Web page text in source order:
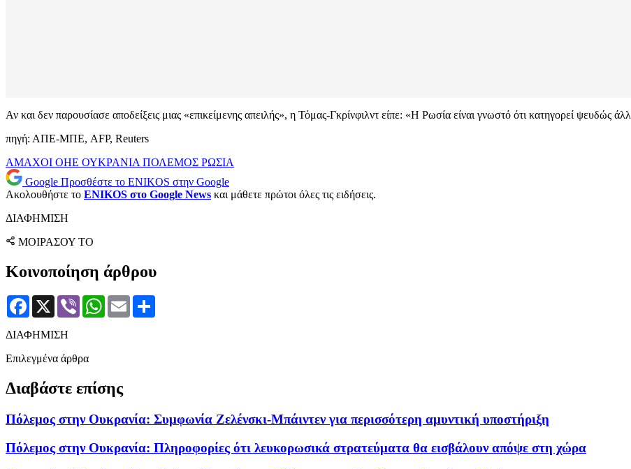
Αν και δεν παρουσίασε αποδείξεις μιας «επικείμενης απειλής», η Τόμας-Γκρίνφιλντ είπε: «Η Ρωσία είναι γνωστό ότι κατηγορεί ψευδώς
πηγή: ΑΠΕ-ΜΠΕ, AFP, Reuters
ΑΜΑΧΟΙ ΟΗΕ ΟΥΚΡΑΝΙΑ ΠΟΛΕΜΟΣ ΡΩΣΙΑ
Google Προσθέστε το ENIKOS στην Google
Ακολουθήστε το ENIKOS στο Google News και μάθετε πρώτοι όλες τις ειδήσεις.
ΔΙΑΦΗΜΙΣΗ
ΜΟΙΡΑΣΟΥ ΤΟ
Κοινοποίηση άρθρου
Facebook
X Viber WhatsApp
Email
ΔΙΑΦΗΜΙΣΗ
Επιλεγμένα άρθρα
Διαβάστε επίσης
Πόλεμος στην Ουκρανία: Συμφωνία Ζελένσκι-Μπάιντεν για περισσότερη αμυντική υποστήριξη
Πόλεμος στην Ουκρανία: Πληροφορίες ότι λευκορωσικά στρατεύματα θα εισβάλουν απόψε στη χώρα